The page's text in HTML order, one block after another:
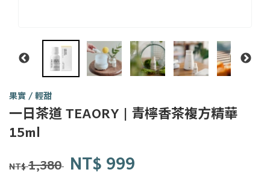
果實 / 輕甜
一日茶道 TEAORY | 青檸香茶複方精華
15ml
Y0168
一日
lit-
tê-
NT$1,380 NT$ 999